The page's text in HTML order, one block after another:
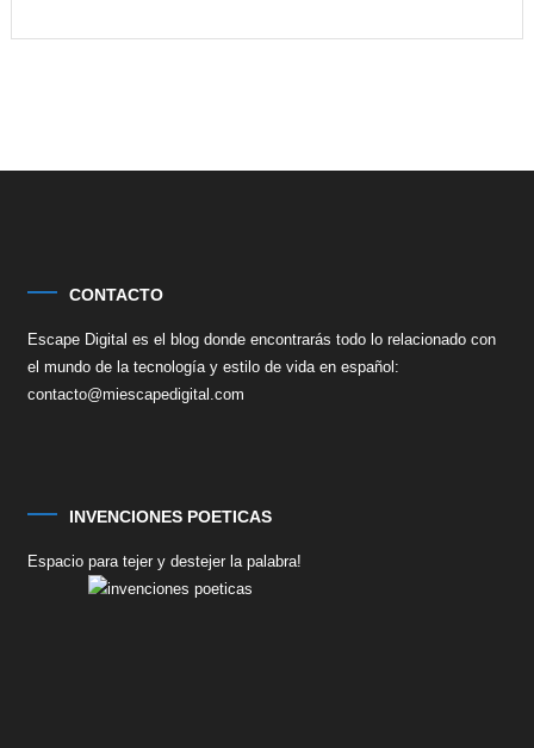
CONTACTO
Escape Digital es el blog donde encontrarás todo lo relacionado con
el mundo de la tecnología y estilo de vida en español:
contacto@miescapedigital.com
INVENCIONES POETICAS
Espacio para tejer y destejer la palabra!